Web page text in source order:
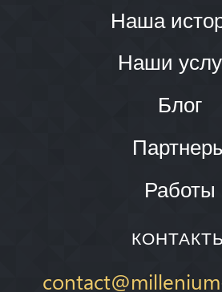
Наша
Наши
Блог
Работы